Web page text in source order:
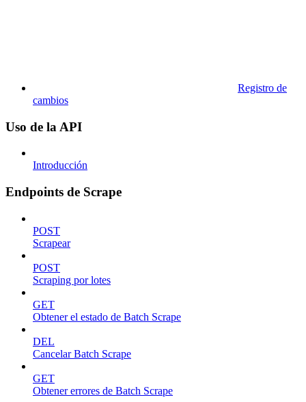
Registro de
cambios
Uso de la API
Introducción
Endpoints de Scrape
POST
Scrapear
POST
Scraping por lotes
GET
Obtener el estado de Batch Scrape
DEL
Cancelar Batch Scrape
GET
Obtener errores de Batch Scrape